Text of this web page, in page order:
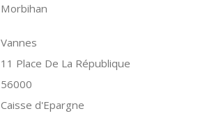
Morbihan
Vannes
11 Place De La République
56000
Caisse d'Epargne